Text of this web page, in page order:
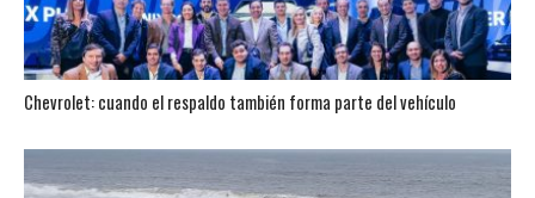
Chevrolet: cuando el respaldo también forma parte del vehículo